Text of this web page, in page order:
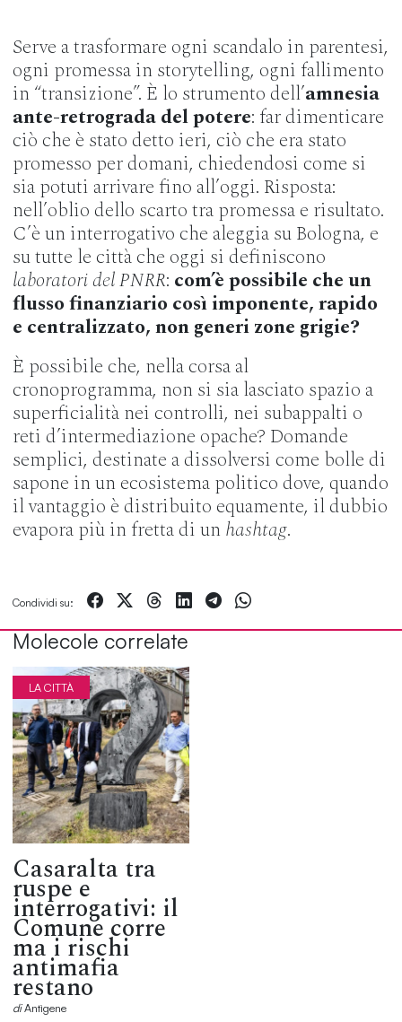
Serve a trasformare ogni scandalo in parentesi,
ogni promessa in storytelling, ogni fallimento
in “transizione”. È lo strumento dell’amnesia
ante-retrograda del potere: far dimenticare
ciò che è stato detto ieri, ciò che era stato
promesso per domani, chiedendosi come si
sia potuti arrivare fino all’oggi. Risposta:
nell’oblio dello scarto tra promessa e risultato.
C’è un interrogativo che aleggia su Bologna, e
su tutte le città che oggi si definiscono
laboratori del PNRR: com’è possibile che un
flusso finanziario così imponente, rapido
e centralizzato, non generi zone grigie?
È possibile che, nella corsa al
cronoprogramma, non si sia lasciato spazio a
superficialità nei controlli, nei subappalti o
reti d’intermediazione opache? Domande
semplici, destinate a dissolversi come bolle di
sapone in un ecosistema politico dove, quando
il vantaggio è distribuito equamente, il dubbio
evapora più in fretta di unhashtag.
Condividi su:
Molecole correlate
LA CITTÀ
Casaralta tra
ruspe e
interrogativi: il
Comune corre
ma i rischi
antimafia
restano
diAntìgene